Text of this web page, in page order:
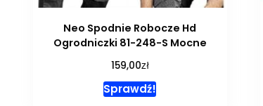
Neo Spodnie Robocze Hd
Ogrodniczki 81-248-S Mocne
159,00zł
Sprawdź!